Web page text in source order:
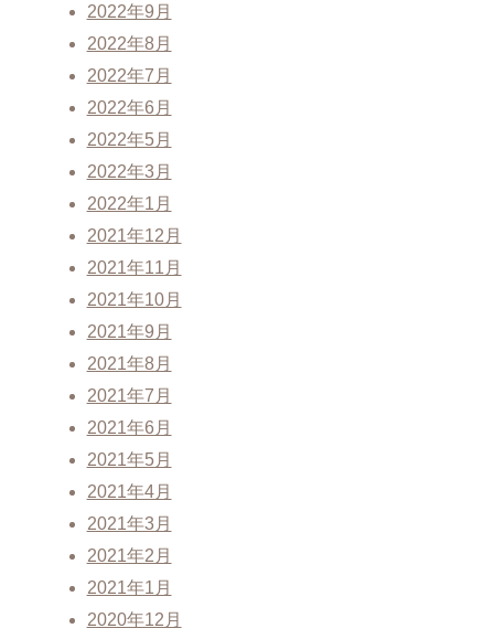
2022年9月
2022年8月
2022年7月
2022年6月
2022年5月
2022年3月
2022年1月
2021年12月
2021年11月
2021年10月
2021年9月
2021年8月
2021年7月
2021年6月
2021年5月
2021年4月
2021年3月
2021年2月
2021年1月
2020年12月